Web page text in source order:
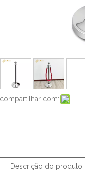
compartilhar com:
Descrição do produto